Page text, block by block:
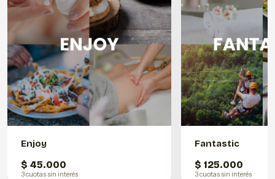
Enjoy
$ 45.000
3 cuotas sin interés
Fantastic
$ 125.000
3 cuotas sin interés